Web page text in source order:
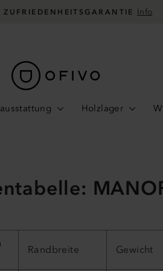
Holzlager
Randbreite Gewicht